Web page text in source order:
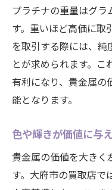
プラチナの重量はグ
す。重いほど高価に取
を取引する際には、
とが求められます。こ
有利になり、貴金属の
能となります。
色や輝きが価値に与
貴金属の価値を大きく
す。大府市の買取店で